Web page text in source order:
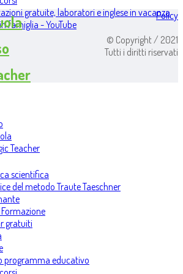
gratuite, laboratori e inglese in vacanza
famiglia - YouTube
Teacher
scientifica
del metodo Traute Taeschner
gratuiti
programma educativo
Policy
© Copyright / 2021
Tutti i diritti riservati